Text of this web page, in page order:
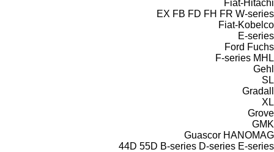
Fiat-Hitachi
EX FB FD FH FR W-series
Fiat-Kobelco
E-series
Ford Fuchs
F-series MHL
Gehl
SL
Gradall
XL
Grove
GMK
Guascor HANOMAG
44D 55D B-series D-series E-series